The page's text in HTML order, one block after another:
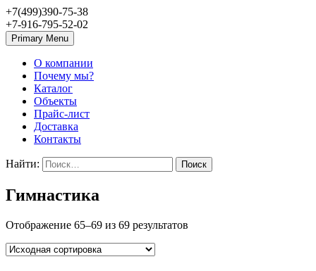
+7(499)390-75-38
+7-916-795-52-02
Primary Menu
О компании
Почему мы?
Каталог
Объекты
Прайс-лист
Доставка
Контакты
Найти:
Гимнастика
Отображение 65–69 из 69 результатов